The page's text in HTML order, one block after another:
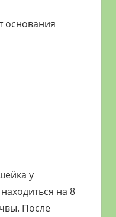
основания
у
на 8
После